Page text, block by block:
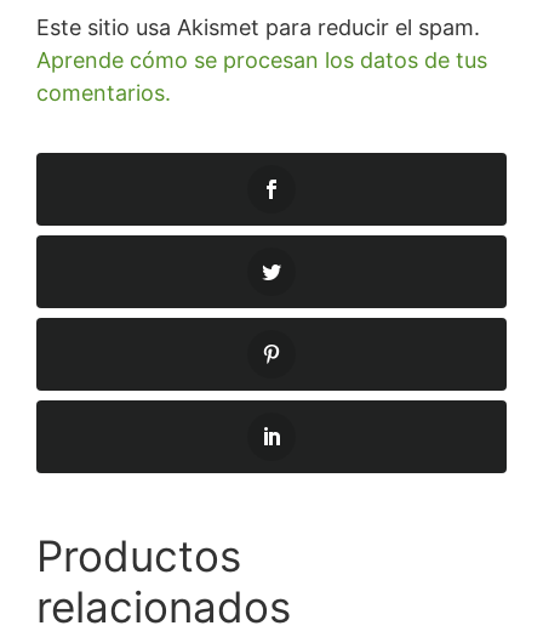
Este sitio usa Akismet para reducir el spam.
Aprende cómo se procesan los datos de tus
comentarios.
Productos
relacionados